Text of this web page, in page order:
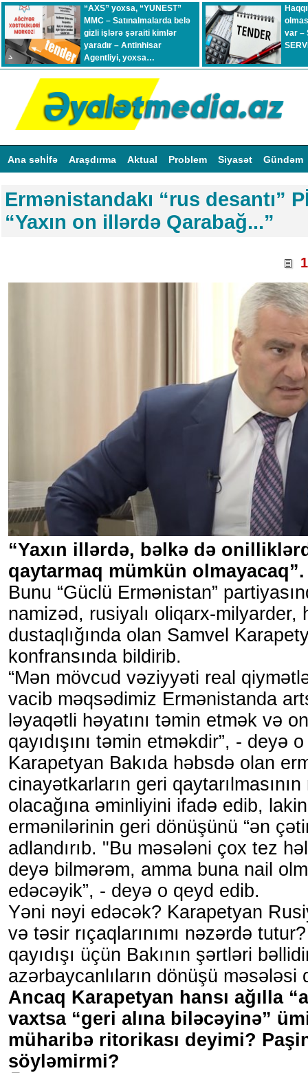
“AXS” yoxsa, “YUNEST”
MMC – Satınalmalarda belə
gizli işlərə şəraiti kimlər
yaradır – Antinhisar
Agentliyi, yoxsa…
var –
Ana səhİfə Araşdırma Aktual Problem Siyasət Gündəm
Ermənistandakı “rus desantı”
“Yaxın on illərdə Qarabağ...”
“Yaxın illərdə, bəlkə də
qaytarmaq mümkün olmayacaq”.
Bunu “Güclü Ermənistan”
namizəd, rusiyalı oliqarx-milyarder,
dustaqlığında olan Samvel
konfransında bildirib.
“Mən mövcud vəziyyəti real
vacib məqsədimiz Ermənistanda
ləyaqətli həyatını təmin etmək və
qayıdışını təmin etməkdir”, - deyə
Karapetyan Bakıda həbsdə olan
cinayətkarların geri
olacağına əminliyini ifadə edib,
ermənilərinin geri dönüşünü “ən
adlandırıb. "Bu məsələni çox tez
deyə bilmərəm, amma buna nail
edəcəyik”, - deyə o qeyd edib.
Yəni nəyi edəcək? Karapetyan
və təsir rıçaqlarınımı nəzərdə
qayıdışı üçün Bakının şərtləri
azərbaycanlıların dönüşü məsələsi
Ancaq Karapetyan hansı ağılla
vaxtsa “geri alına biləcəyinə”
müharibə ritorikası deyimi?
söyləmirmi?